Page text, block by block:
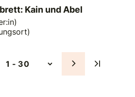
Kain und Abel